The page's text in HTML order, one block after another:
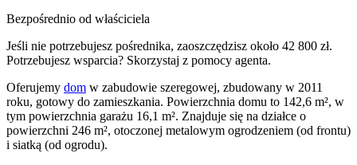
Bezpośrednio od właściciela
Jeśli nie potrzebujesz pośrednika, zaoszczędzisz około 42 800 zł.
Potrzebujesz wsparcia? Skorzystaj z pomocy agenta.
Oferujemy dom w zabudowie szeregowej, zbudowany w 2011
roku, gotowy do zamieszkania. Powierzchnia domu to 142,6 m², w
tym powierzchnia garażu 16,1 m². Znajduje się na działce o
powierzchni 246 m², otoczonej metalowym ogrodzeniem (od frontu)
i siatką (od ogrodu).